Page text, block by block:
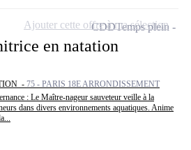
en natation
- 75 - PARIS 18E ARRONDISSEMENT
: Le Maître-nageur sauveteur veille à la
dans divers environnements aquatiques. Anime
CDDTemps plein
Ajouter cette offre à ma sélection